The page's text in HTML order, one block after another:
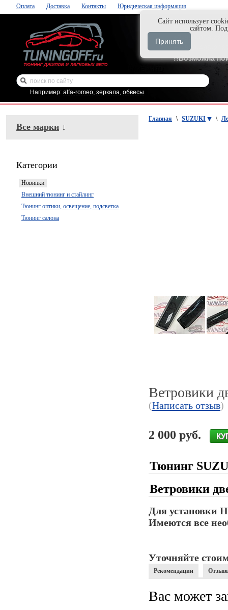
Оплата Доставка Контакты Юридическая информация
Нажми и
+7-929-495-
!!Возможна
Например: alfa-romeo, зеркала, обвесы
Все марки ↓
Категории
Новинки
Внешний тюнинг и стайлинг
Тюнинг оптики, освещение, подсветка
Тюнинг салона
Главная \ SUZUKI \
Ветровики
(Написать отзыв)
2 000 руб.
Тюнинг
Ветровики
Для установки
Имеются все
Уточняйте
Рекомендации
Вас может
Cайт использует
сайтом.
Принять